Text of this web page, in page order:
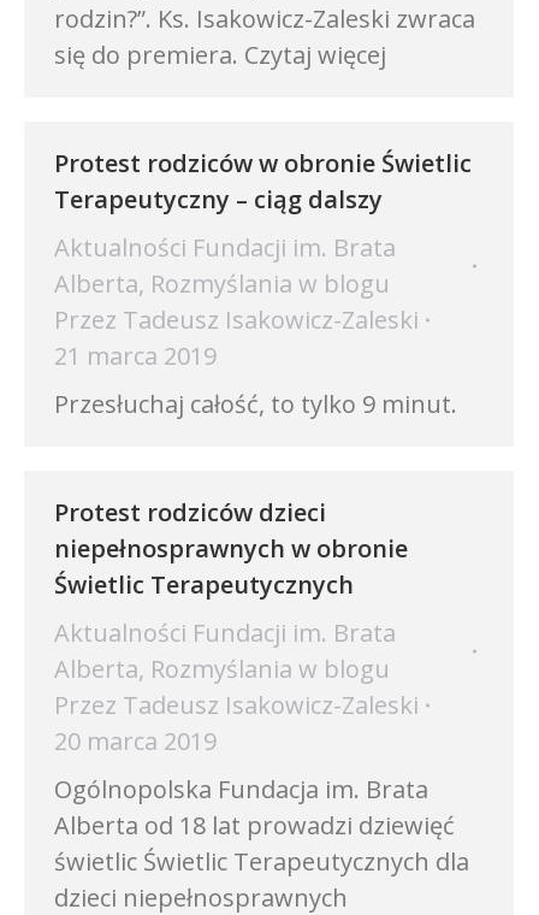
rodzin?”. Ks. Isakowicz-Zaleski zwraca
się do premiera. Czytaj więcej
Protest rodziców w obronie Świetlic
Terapeutyczny – ciąg dalszy
Aktualności Fundacji im. Brata
Alberta, Rozmyślania w blogu
Przez Tadeusz Isakowicz-Zaleski
21 marca 2019
Przesłuchaj całość, to tylko 9 minut.
Protest rodziców dzieci
niepełnosprawnych w obronie
Świetlic Terapeutycznych
Aktualności Fundacji im. Brata
Alberta, Rozmyślania w blogu
Przez Tadeusz Isakowicz-Zaleski
20 marca 2019
Ogólnopolska Fundacja im. Brata
Alberta od 18 lat prowadzi dziewięć
świetlic Świetlic Terapeutycznych dla
dzieci niepełnosprawnych